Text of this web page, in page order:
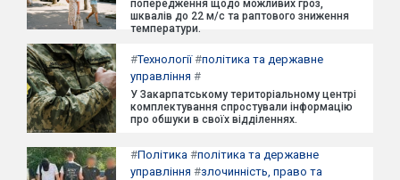
попередження щодо можливих гроз,
шквалів до 22 м/с та раптового зниження
температури.
#Технології#політика та державне
управління #
У Закарпатському територіальному центрі
комплектування спростували інформацію
про обшуки в своїх відділеннях.
#Політика #політика та державне
управління #злочинність, право та